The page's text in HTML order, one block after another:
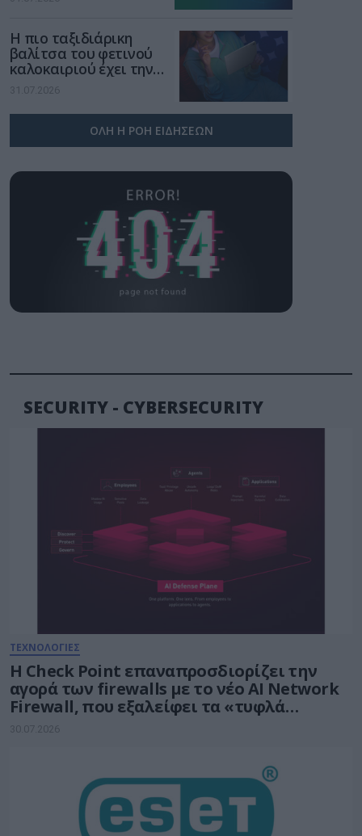
χώρο της άμυνας
Η πιο ταξιδιάρικη
βαλίτσα του φετινού
καλοκαιριού έχει την
υπογραφή της Xiaomi
31.07.2026
ΟΛΗ Η ΡΟΗ ΕΙΔΗΣΕΩΝ
SECURITY - CYBERSECURITY
ΤΕΧΝΟΛΟΓΙΕΣ
Η Check Point επαναπροσδιορίζει την
αγορά των firewalls με το νέο AI Network
Firewall, που εξαλείφει τα «τυφλά
σημεία» της Τεχνητής Νοημοσύνης σε
30.07.2026